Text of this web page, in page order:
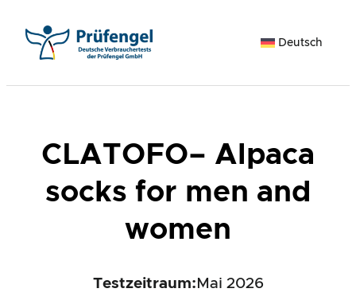
Inhalt
springen
Deutsch
CLATOFO– Alpaca
socks for men and
women
Testzeitraum: Mai 2026